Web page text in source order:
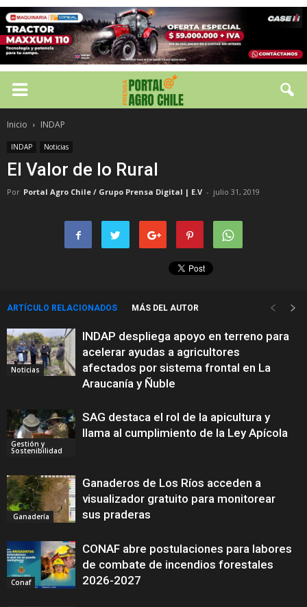
Inicio INDAP
INDAP Noticias
El Valor de lo Rural
Por Portal Agro Chile / Grupo Prensa Digital | E.V - julio 31, 2019
ARTÍCULO RELACIONADOS MÁS DEL AUTOR
Noticias
INDAP despliega apoyo en terreno para
acelerar ayudas a agricultores
afectados por sistema frontal en La
Araucanía y Ñuble
Gestión y
Sostenibilidad
SAG destaca el rol de la apicultura y
llama al cumplimiento de la Ley Apícola
Ganadería
Ganaderos de Los Ríos acceden a
visualizador gratuito para monitorear
sus praderas
Conaf
CONAF abre postulaciones para labores
de combate de incendios forestales
2026-2027